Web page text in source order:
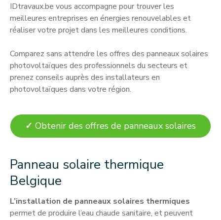
IDtravaux.be vous accompagne pour trouver les
meilleures entreprises en énergies renouvelables et
réaliser votre projet dans les meilleures conditions.
Comparez sans attendre les offres des panneaux solaires
photovoltaïques des professionnels du secteurs et
prenez conseils auprès des installateurs en
photovoltaïques dans votre région.
✓ Obtenir des offres de panneaux solaires
Panneau solaire thermique
Belgique
L’installation de panneaux solaires thermiques
permet de produire l’eau chaude sanitaire, et peuvent